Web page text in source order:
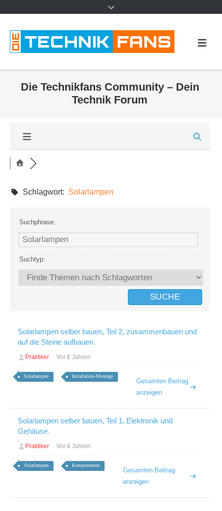
Die Technikfans Community – Dein
Technik Forum
Schlagwort: Solarlampen
Suchphrase:
Suchtyp:
Solarlampen selber bauen, Teil 2, zusammenbauen und
auf die Steine aufbauen.
Praktiker Vor 6 Jahren
Solarlampen Installation-Montage
Gesamten Beitrag
anzeigen
Solarlampen selber bauen, Teil 1, Elektronik und
Gehäuse.
Praktiker Vor 6 Jahren
Solarlampen Komponenten
Gesamten Beitrag
anzeigen